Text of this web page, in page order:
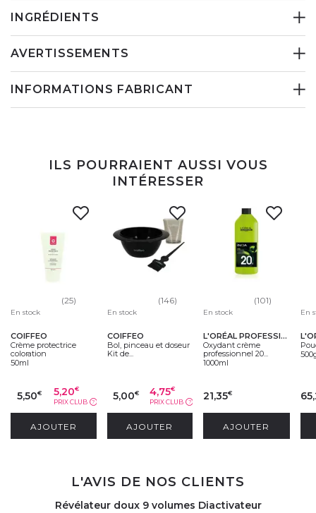
INGRÉDIENTS
AVERTISSEMENTS
INFORMATIONS FABRICANT
ILS POURRAIENT AUSSI VOUS
INTÉRESSER
(25)
En stock
COIFFEO
Crème protectrice
coloration
50ml
5,50€ 5,20€
PRIX CLUB ?
AJOUTER
(146)
En stock
COIFFEO
Bol, pinceau et doseur
Kit de...
5,00€ 4,75€
PRIX CLUB ?
AJOUTER
(101)
En stock
L'ORÉAL PROFESSIONNEL
Oxydant crème
professionnel 20...
1000ml
21,35€
AJOUTER
En
L'AVIS DE NOS CLIENTS
Révélateur doux 9 volumes Diactivateur